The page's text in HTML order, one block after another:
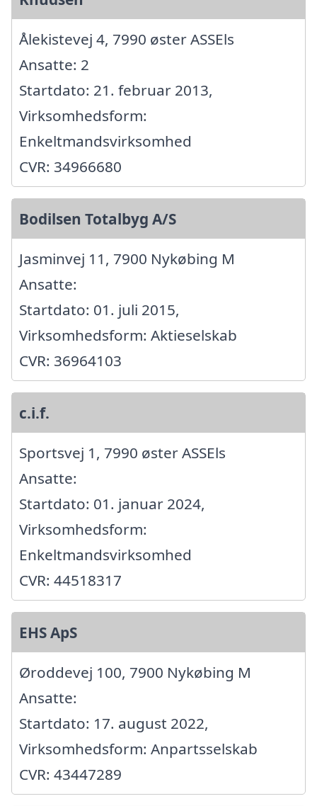
Ålekistevej 4, 7990 øster ASSEls
Ansatte: 2
Startdato: 21. februar 2013,
Virksomhedsform:
Enkeltmandsvirksomhed
CVR: 34966680
Bodilsen Totalbyg A/S
Jasminvej 11, 7900 Nykøbing M
Ansatte:
Startdato: 01. juli 2015,
Virksomhedsform: Aktieselskab
CVR: 36964103
c.i.f.
Sportsvej 1, 7990 øster ASSEls
Ansatte:
Startdato: 01. januar 2024,
Virksomhedsform:
Enkeltmandsvirksomhed
CVR: 44518317
EHS ApS
Øroddevej 100, 7900 Nykøbing M
Ansatte:
Startdato: 17. august 2022,
Virksomhedsform: Anpartsselskab
CVR: 43447289